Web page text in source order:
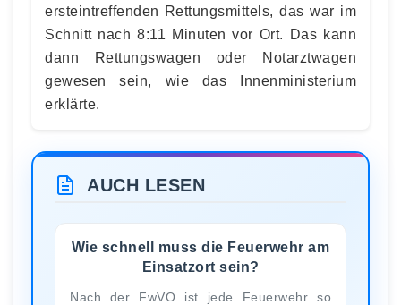
ersteintreffenden Rettungsmittels, das war im
Schnitt nach 8:11 Minuten vor Ort. Das kann
dann Rettungswagen oder Notarztwagen
gewesen sein, wie das Innenministerium
erklärte.
AUCH LESEN
Wie schnell muss die Feuerwehr am
Einsatzort sein?
Nach der FwVO ist jede Feuerwehr so